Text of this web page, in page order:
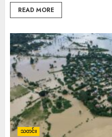
READ MORE
သတင်း